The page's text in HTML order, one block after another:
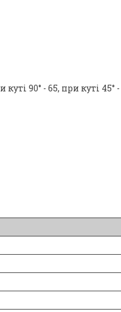
90° - 65, при куті 45° -